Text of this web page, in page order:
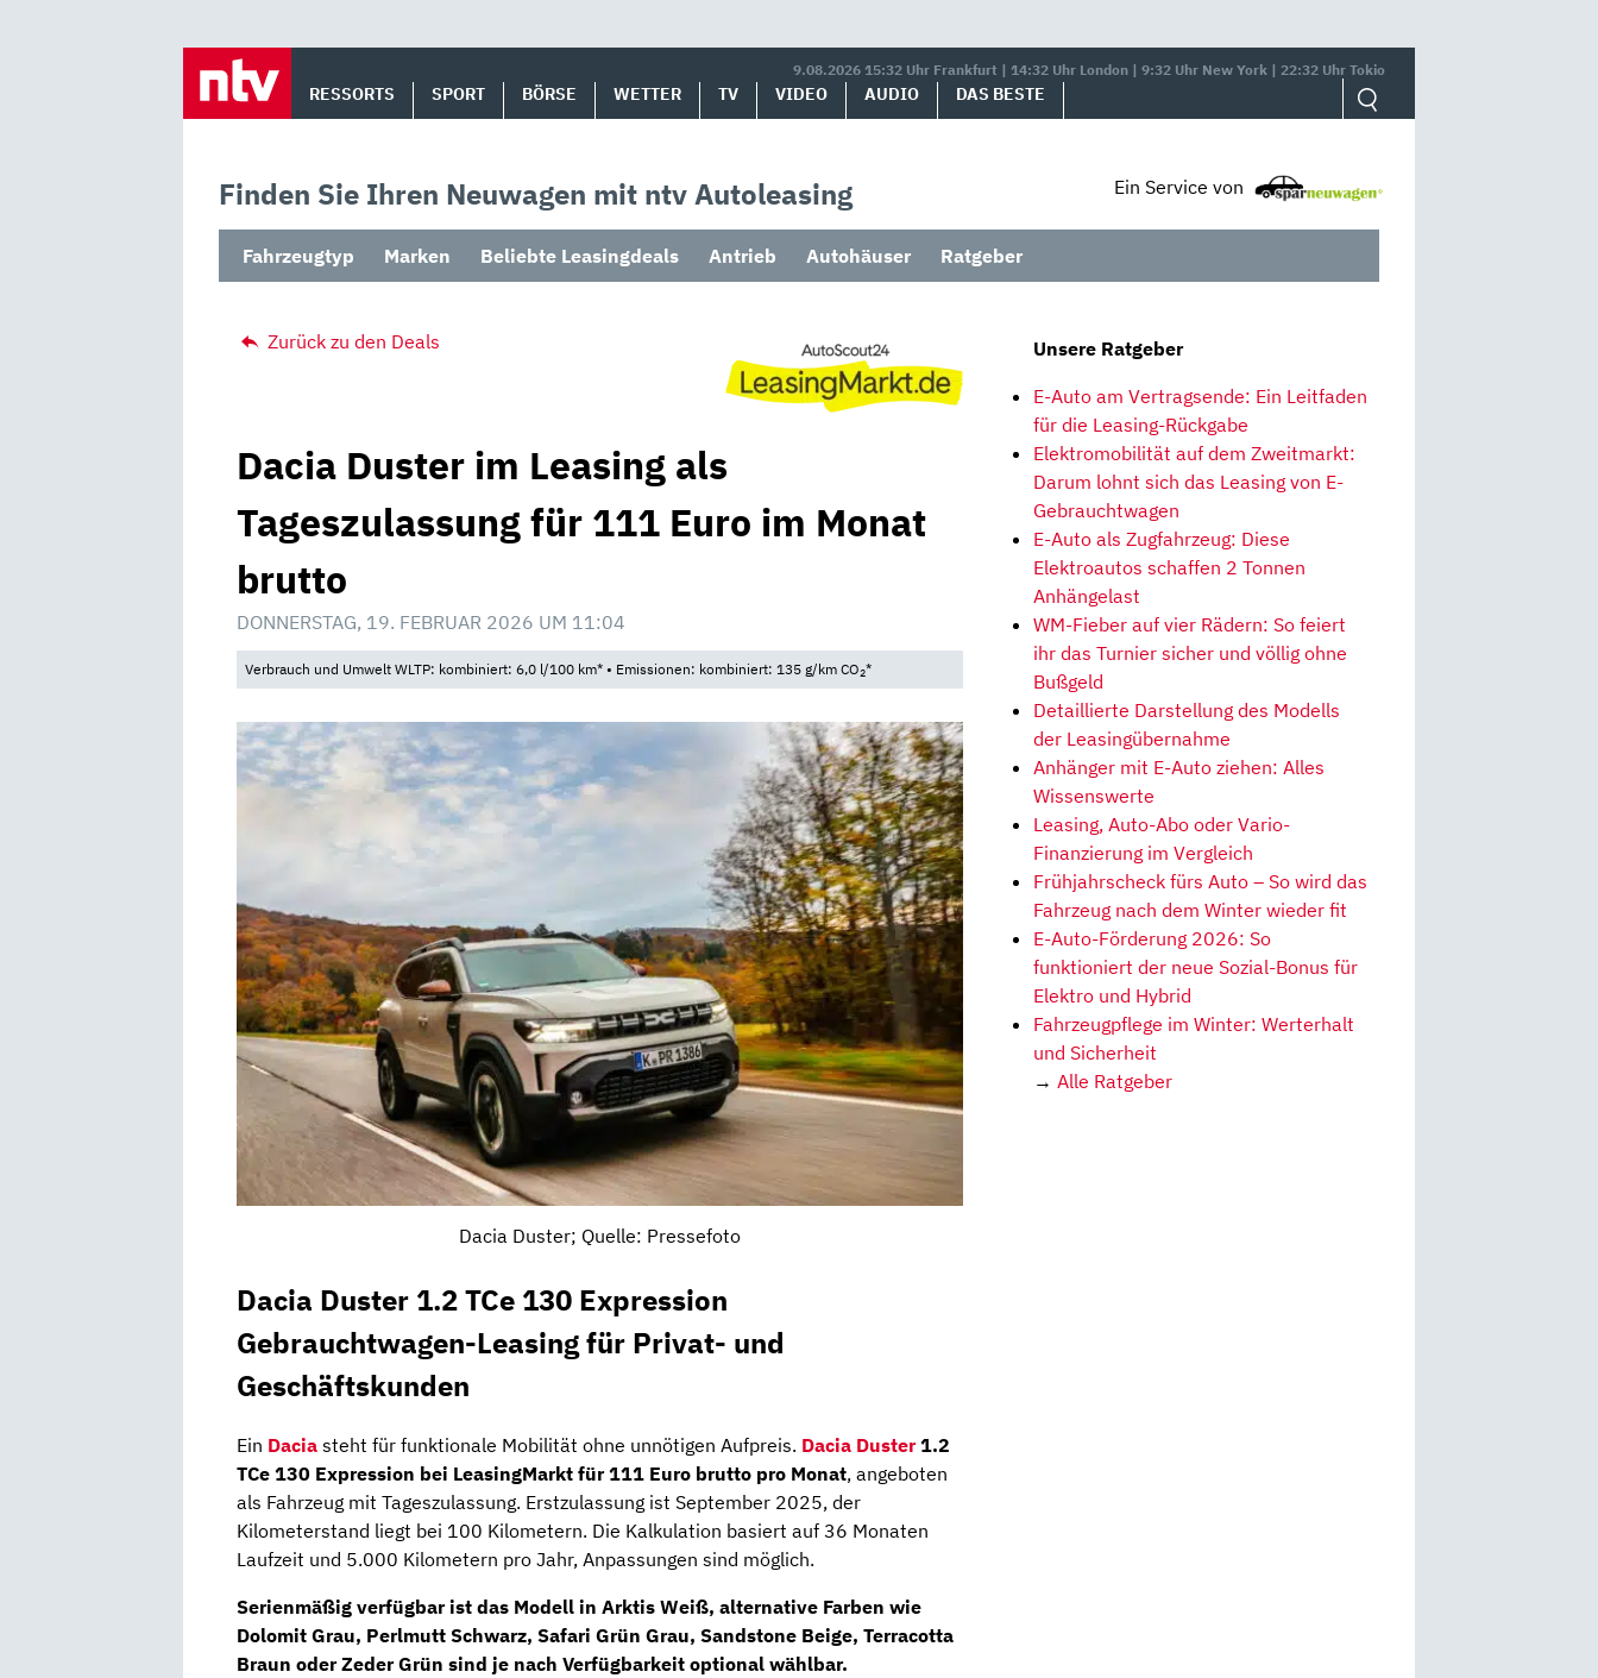
9.08.2026 15:32 Uhr Frankfurt | 14:32 Uhr London | 9:32 Uhr New York | 22:32 Uhr Tokio
RESSORTS SPORT BÖRSE WETTER TV VIDEO AUDIO DAS BESTE
Finden Sie Ihren Neuwagen mit ntv Autoleasing Ein Service von
Fahrzeugtyp Marken Beliebte Leasingdeals Antrieb Autohäuser Ratgeber
Zurück zu den Deals
Dacia Duster im Leasing als
Tageszulassung für 111 Euro im Monat
brutto
DONNERSTAG, 19. FEBRUAR 2026 UM 11:04
Verbrauch und Umwelt WLTP: kombiniert: 6,0 l/100 km* • Emissionen: kombiniert: 135 g/km CO2*
Dacia Duster; Quelle: Pressefoto
Dacia Duster 1.2 TCe 130 Expression
Gebrauchtwagen-Leasing für Privat- und
Geschäftskunden
Ein Dacia steht für funktionale Mobilität ohne unnötigen Aufpreis. Dacia Duster1.2
TCe 130 Expression bei LeasingMarkt für 111 Euro brutto pro Monat, angeboten
als Fahrzeug mit Tageszulassung. Erstzulassung ist September 2025, der
Kilometerstand liegt bei 100 Kilometern. Die Kalkulation basiert auf 36 Monaten
Laufzeit und 5.000 Kilometern pro Jahr, Anpassungen sind möglich.
Serienmäßig verfügbar ist das Modell in Arktis Weiß, alternative Farben wie
Dolomit Grau, Perlmutt Schwarz, Safari Grün Grau, Sandstone Beige, Terracotta
Braun oder Zeder Grün sind je nach Verfügbarkeit optional wählbar.
Unsere Ratgeber
E-Auto am Vertragsende: Ein Leitfaden
für die Leasing-Rückgabe
Elektromobilität auf dem Zweitmarkt:
Darum lohnt sich das Leasing von E-
Gebrauchtwagen
E-Auto als Zugfahrzeug: Diese
Elektroautos schaffen 2 Tonnen
Anhängelast
WM-Fieber auf vier Rädern: So feiert
ihr das Turnier sicher und völlig ohne
Bußgeld
Detaillierte Darstellung des Modells
der Leasingübernahme
Anhänger mit E-Auto ziehen: Alles
Wissenswerte
Leasing, Auto-Abo oder Vario-
Finanzierung im Vergleich
Frühjahrscheck fürs Auto – So wird das
Fahrzeug nach dem Winter wieder fit
E-Auto-Förderung 2026: So
funktioniert der neue Sozial-Bonus für
Elektro und Hybrid
Fahrzeugpflege im Winter: Werterhalt
und Sicherheit
→ Alle Ratgeber